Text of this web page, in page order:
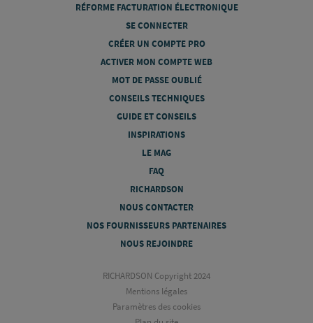
RÉFORME FACTURATION ÉLECTRONIQUE
SE CONNECTER
CRÉER UN COMPTE PRO
ACTIVER MON COMPTE WEB
MOT DE PASSE OUBLIÉ
CONSEILS TECHNIQUES
GUIDE ET CONSEILS
INSPIRATIONS
LE MAG
FAQ
RICHARDSON
NOUS CONTACTER
NOS FOURNISSEURS PARTENAIRES
NOUS REJOINDRE
RICHARDSON Copyright 2024
Mentions légales
Paramètres des cookies